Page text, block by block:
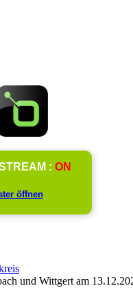
: ON
öffnen
und Wittgert am